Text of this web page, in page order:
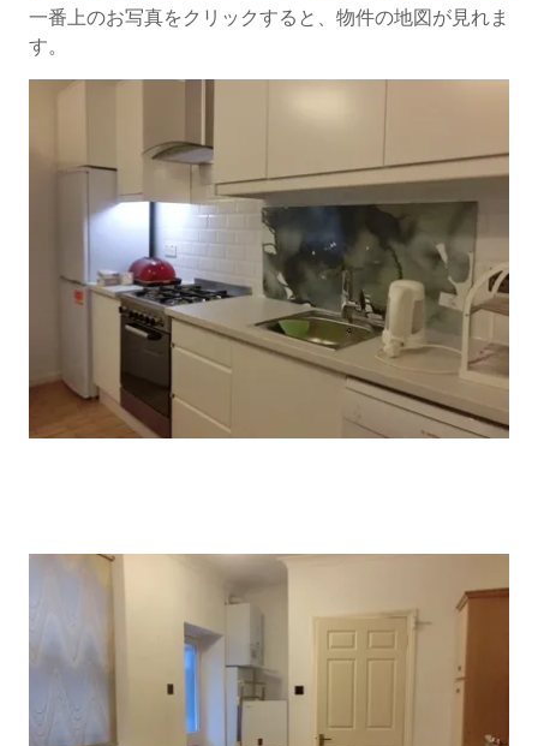
一番上のお写真をクリックすると、物件の地図が見れま
す。